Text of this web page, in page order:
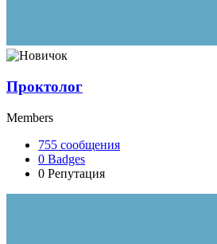
Проктолог
Members
755 сообщения
0 Badges
0 Репутация